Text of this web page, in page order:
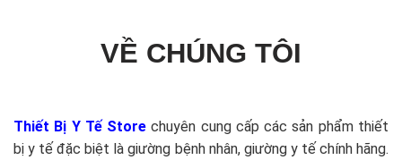
VỀ CHÚNG TÔI
Thiết Bị Y Tế Store chuyên cung cấp các sản phẩm thiết
bị y tế đặc biệt là giường bệnh nhân, giường y tế chính hãng.